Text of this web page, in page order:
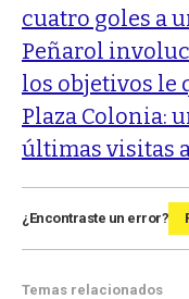
cuatro goles a
Peñarol
los objetivos le
Plaza Colonia:
últimas visitas
¿Encontraste un error?
Temas relacionados